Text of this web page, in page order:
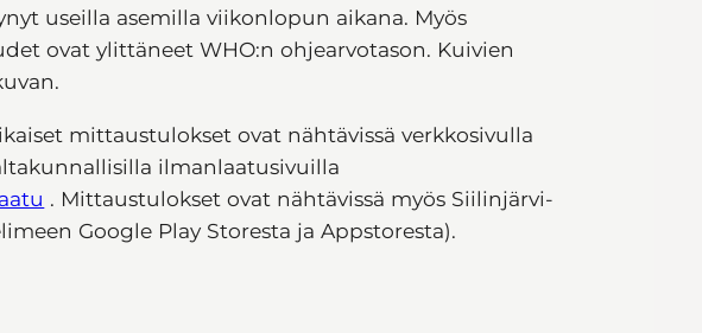
useilla asemilla viikonlopun aikana. Myös
ovat ylittäneet WHO:n ohjearvotason. Kuivien
mittaustulokset ovat nähtävissä verkkosivulla
ilmanlaatusivuilla
. Mittaustulokset ovat nähtävissä myös Siilinjärvi-
Google Play Storesta ja Appstoresta).